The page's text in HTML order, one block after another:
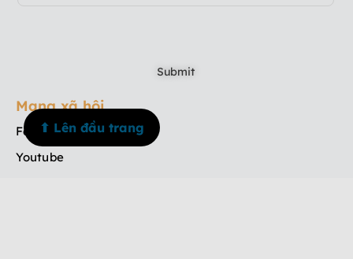
Mạng xã hội
Facebook
Youtube
⬆ Lên đầu trang